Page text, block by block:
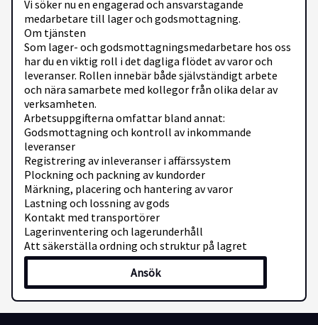
Vi söker nu en engagerad och ansvarstagande
medarbetare till lager och godsmottagning.
Om tjänsten
Som lager- och godsmottagningsmedarbetare hos oss
har du en viktig roll i det dagliga flödet av varor och
leveranser. Rollen innebär både självständigt arbete
och nära samarbete med kollegor från olika delar av
verksamheten.
Arbetsuppgifterna omfattar bland annat:
Godsmottagning och kontroll av inkommande
leveranser
Registrering av inleveranser i affärssystem
Plockning och packning av kundorder
Märkning, placering och hantering av varor
Lastning och lossning av gods
Kontakt med transportörer
Lagerinventering och lagerunderhåll
Att säkerställa ordning och struktur på lagret
Vi söker dig som:
Är noggrann, ansvarstagande och har god
samarbetsförmåga
Trivs med att arbeta både självständigt och
tillsammans med andra
Ansök